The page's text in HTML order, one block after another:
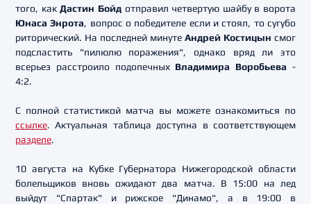
того, какДастин Бойдотправил четвертую шайбу в ворота
Юнаса Энрота, вопрос о победителе если и стоял, то сугубо
риторический. На последней минуте Андрей Костицын смог
подсластить "пилюлю поражения", однако вряд ли это
всерьез расстроило подопечных Владимира Воробьева -
4:2.
С полной статистикой матча вы можете ознакомиться по
ссылке. Актуальная таблица доступна в соответствующем
разделе.
10 августа на Кубке Губернатора Нижегородской области
болельщиков вновь ожидают два матча. В 15:00 на лед
выйдут "Спартак" и рижское "Динамо", а в 19:00 в